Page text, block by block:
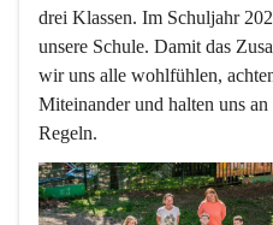
drei Klassen. Im Schuljahr
unsere Schule. Damit das
wir uns alle wohlfühlen,
Miteinander und halten uns
Regeln.